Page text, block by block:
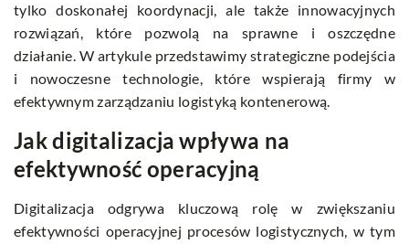
tylko doskonałej koordynacji, ale także innowacyjnych
rozwiązań, które pozwolą na sprawne i oszczędne
działanie. W artykule przedstawimy strategiczne podejścia
i nowoczesne technologie, które wspierają firmy w
efektywnym zarządzaniu logistyką kontenerową.
Jak digitalizacja wpływa na
efektywność operacyjną
Digitalizacja odgrywa kluczową rolę w zwiększaniu
efektywności operacyjnej procesów logistycznych, w tym